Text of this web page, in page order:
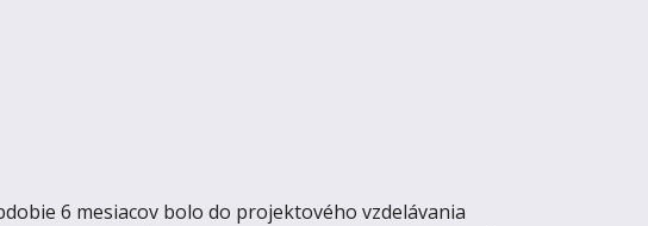
6 mesiacov bolo do projektového vzdelávania